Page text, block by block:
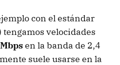
con el estándar
tengamos velocidades
en la banda de 2,4
suele usarse en la